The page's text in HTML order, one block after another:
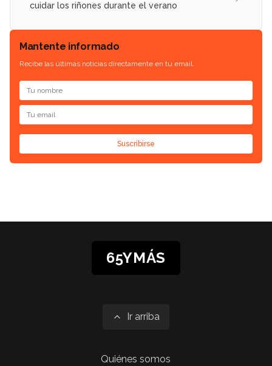
cuidar los riñones durante el verano
Mantente informado
Recibe las últimas noticias directamente en tu email.
Suscribirse
65YMÁS
Ir arriba
Quiénes somos